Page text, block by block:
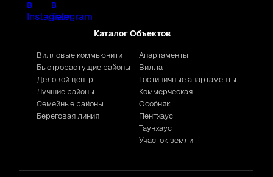
Каталог Объектов
Вилловые коммьюнити
Быстрорастущие районы
Деловой центр
Лучшие районы
Семейные районы
Береговая линия
Апартаменты
Вилла
Гостиничные апартаменты
Коммерческая
Особняк
Пентхаус
Таунхаус
Участок земли